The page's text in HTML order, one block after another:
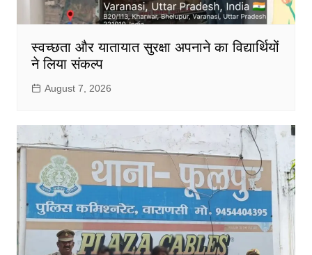
स्वच्छता और यातायात सुरक्षा अपनाने का विद्यार्थियों
ने लिया संकल्प
August 7, 2026